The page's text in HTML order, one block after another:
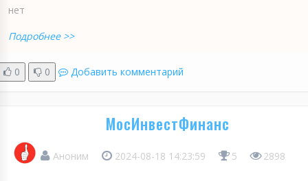
нет
Подробнее >>
0 0 Добавить комментарий
МосИнвестФинанс
Аноним 2024-08-18 14:23:59 5 2898